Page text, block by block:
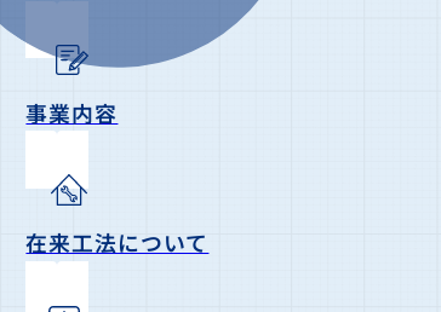
事業内容
在来工法について